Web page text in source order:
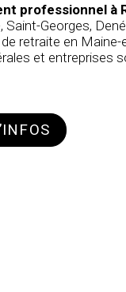
professionnel à
Georges,
retraite en Maine-
et entreprises